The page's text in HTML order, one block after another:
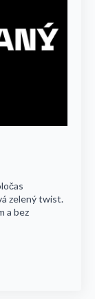
zelený twist.
a bez